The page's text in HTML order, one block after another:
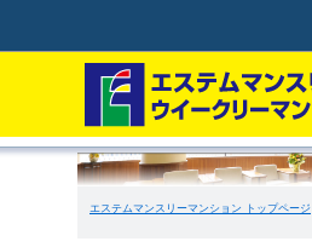
エステムマンスリーマンション トップページ